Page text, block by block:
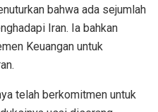
bahwa ada sejumlah
Iran. Ia bahkan
Keuangan untuk
telah berkomitmen untuk